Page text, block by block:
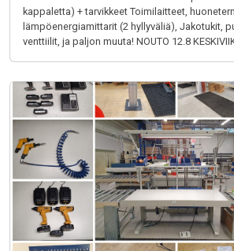
kappaletta) + tarvikkeet Toimilaitteet,
lämpöenergiamittarit (2 hyllyväliä), Jakotukit,
venttiilit, ja paljon muuta! NOUTO 12.8